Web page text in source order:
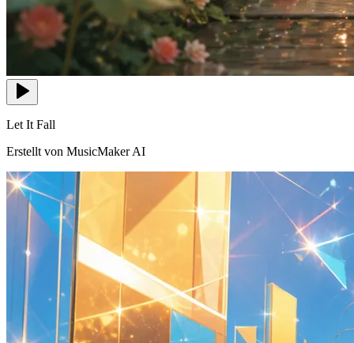
Let It Fall
Erstellt von MusicMaker AI